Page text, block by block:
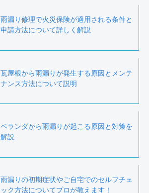
雨漏り修理で火災保険が適用される条件と
申請方法について詳しく解説
瓦屋根から雨漏りが発生する原因とメンテ
ナンス方法について説明
ベランダから雨漏りが起こる原因と対策を
解説
雨漏りの初期症状やご自宅でのセルフチェ
ック方法についてプロが教えます！